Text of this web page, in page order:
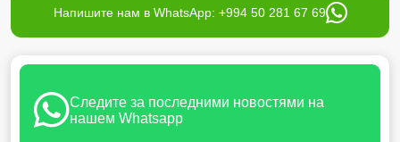
Напишите нам в WhatsApp: +994 50 281 67 69
Следите за последними новостями на
нашем Whatsapp